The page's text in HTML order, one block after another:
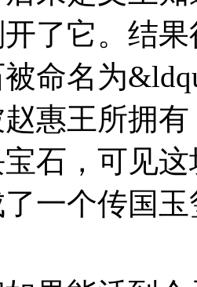
了它。结
命名为
惠王所拥
石，可见
一个传国